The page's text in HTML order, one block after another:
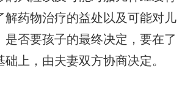
解药物治疗的益处以及可能对儿
是否要孩子的最终决定，要在了
上，由夫妻双方协商决定。